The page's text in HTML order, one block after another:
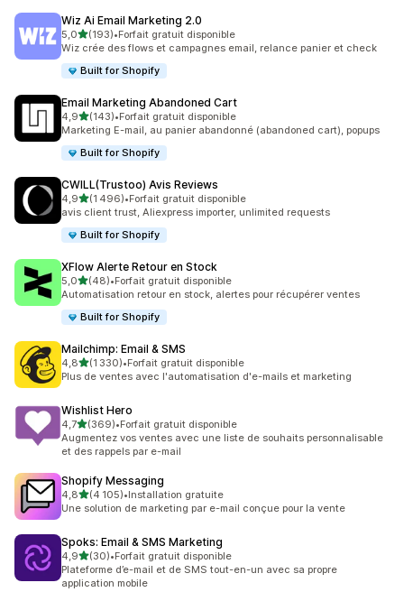
Wiz Ai Email Marketing 2.0
5,0étoile(s) sur 5
(193)
193 avis au total
•Forfait gratuit disponible
Wiz crée des flows et campagnes email, relance panier et check
Built for Shopify
Email Marketing Abandoned Cart
4,9étoile(s) sur 5
(143)
143 avis au total
•Forfait gratuit disponible
Marketing E-mail, au panier abandonné (abandoned cart), popups
Built for Shopify
CWILL(Trustoo) Avis Reviews
4,9étoile(s) sur 5
(1 496)
1496 avis au total
•Forfait gratuit disponible
avis client trust, Aliexpress importer, unlimited requests
Built for Shopify
XFlow Alerte Retour en Stock
5,0étoile(s) sur 5
(48)
48 avis au total
•Forfait gratuit disponible
Automatisation retour en stock, alertes pour récupérer ventes
Built for Shopify
Mailchimp: Email & SMS
4,8étoile(s) sur 5
(1 330)
1330 avis au total
•Forfait gratuit disponible
Plus de ventes avec l'automatisation d'e-mails et marketing
Wishlist Hero
4,7étoile(s) sur 5
(369)
369 avis au total
•Forfait gratuit disponible
Augmentez vos ventes avec une liste de souhaits personnalisable
et des rappels par e-mail
Shopify Messaging
4,8étoile(s) sur 5
(4 105)
4105 avis au total
•Installation gratuite
Une solution de marketing par e-mail conçue pour la vente
Spoks: Email & SMS Marketing
4,9étoile(s) sur 5
(30)
30 avis au total
•Forfait gratuit disponible
Plateforme d’e-mail et de SMS tout-en-un avec sa propre
application mobile